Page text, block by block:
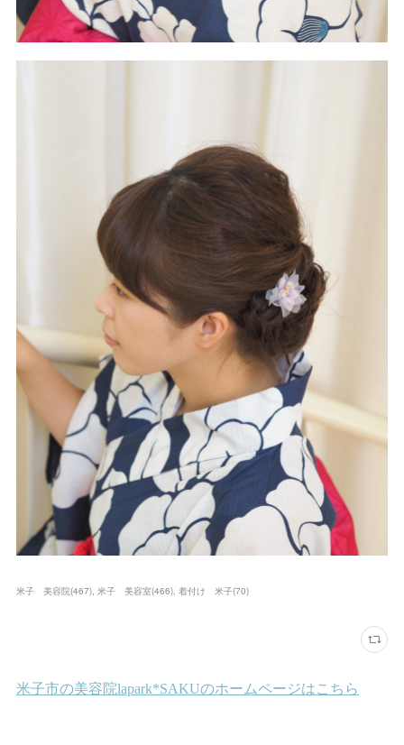
米子 美容院(467) 米子 美容室(466) 着付け 米子(70)